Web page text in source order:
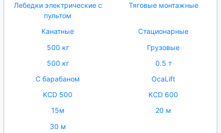
Лебедки электрические с
пультом
Тяговые монтажные
Канатные
Стационарные
500 кг
Грузовые
500 кг
0.5 т
С барабаном
OcaLift
KCD 500
KCD 600
15м
20 м
30 м